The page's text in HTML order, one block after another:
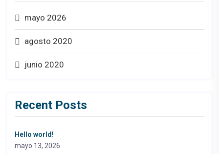
mayo 2026
agosto 2020
junio 2020
Recent Posts
Hello world!
mayo 13, 2026